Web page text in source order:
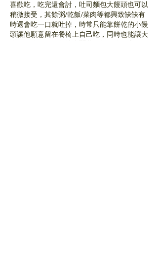
喜歡吃，吃完還會討，吐司麵包大饅頭也可以
稍微接受，其餘粥/乾飯/菜肉等都興致缺缺有
時還會吃一口就吐掉，時常只能靠餅乾的小饅
頭讓他願意留在餐椅上自己吃，同時也能讓大